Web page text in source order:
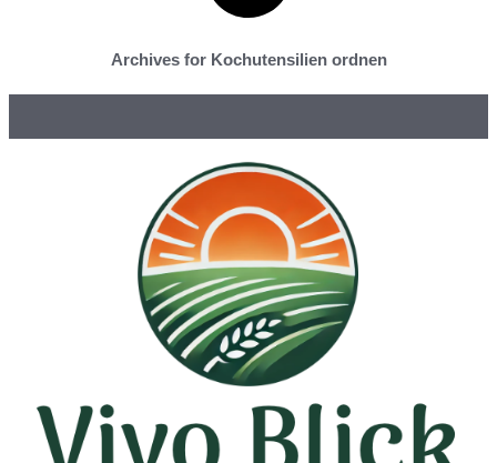
Archives for Kochutensilien ordnen